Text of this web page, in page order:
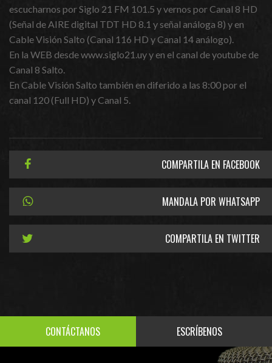
escucharnos por Siglo 21 FM 101.5 y vernos por Canal 8 HD
(Señal de AIRE digital TDT HD 8.1 y señal análoga 8) y en
Cable Visión Salto (Canal 116 HD y Canal 14 análogo).
En la WEB desde www.siglo21.uy y en el canal de youtube de
Canal 8 Salto.
En Cable Visión Salto también en diferido a las 8:00 por el
canal 120 (Full HD) y Canal 5.
COMPARTILA EN FACEBOOK
MANDALA POR WHATSAPP
COMPARTILA EN TWITTER
CONTÁCTANOS ESCRÍBENOS